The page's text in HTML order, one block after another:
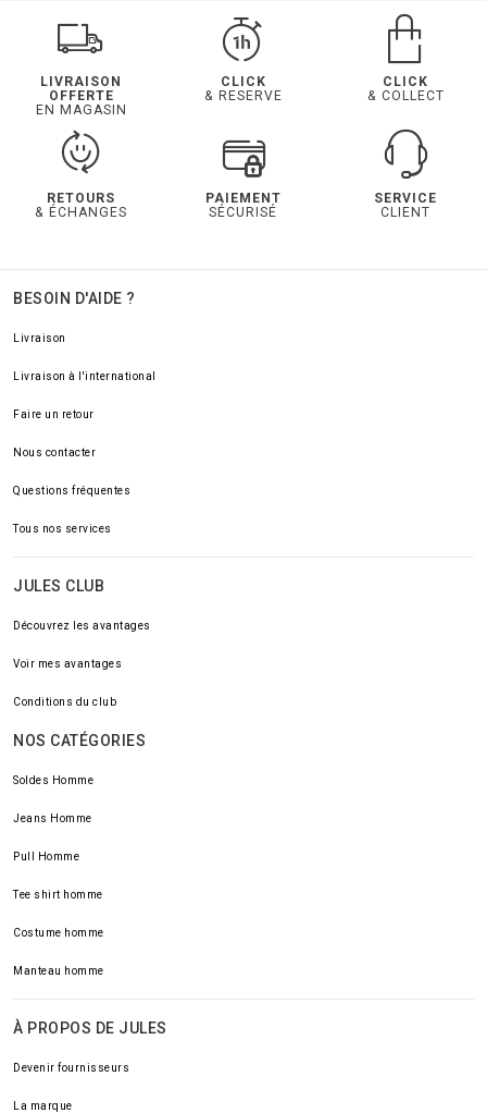
LIVRAISON
OFFERTE
EN MAGASIN
CLICK
& RESERVE
CLICK
& COLLECT
RETOURS
& ÉCHANGES
PAIEMENT
SÉCURISÉ
SERVICE
CLIENT
BESOIN D'AIDE ?
Livraison
Livraison à l'international
Faire un retour
Nous contacter
Questions fréquentes
Tous nos services
JULES CLUB
Découvrez les avantages
Voir mes avantages
Conditions du club
NOS CATÉGORIES
Soldes Homme
Jeans Homme
Pull Homme
Tee shirt homme
Costume homme
Manteau homme
À PROPOS DE JULES
Devenir fournisseurs
La marque